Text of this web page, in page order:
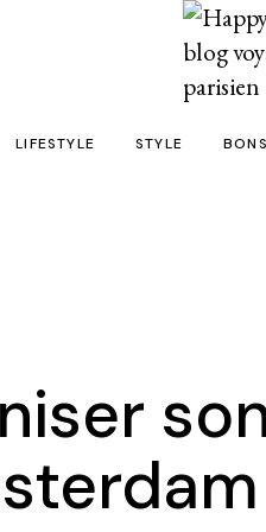
en 24h chrono
filles
LIFESTYLE
Livres
Shopping
Kids
STYLE
Tattoos